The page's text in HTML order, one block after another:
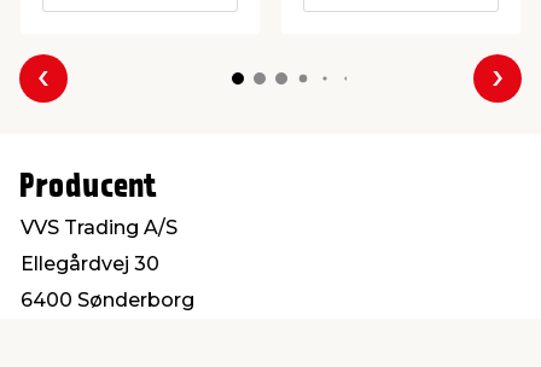
Forrige
Producent
VVS Trading A/S
Ellegårdvej 30
6400 Sønderborg